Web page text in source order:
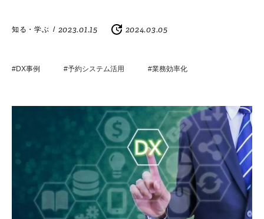
知る・学ぶ / 2023.01.15 2024.03.05
#DX事例 #予約システム活用 #業務効率化